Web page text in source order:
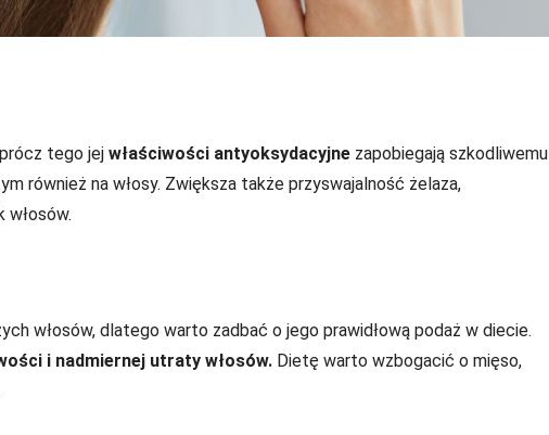
tego jej właściwości antyoksydacyjne zapobiegają szkodliwemu
również na włosy. Zwiększa także przyswajalność żelaza,
włosów, dlatego warto zadbać o jego prawidłową podaż w diecie.
i nadmiernej utraty włosów. Dietę warto wzbogacić o mięso,